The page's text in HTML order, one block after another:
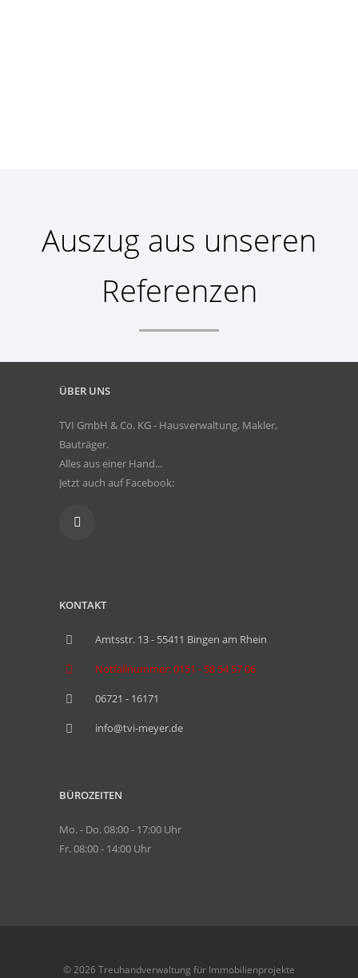
Auszug aus unseren
Referenzen
ÜBER UNS
TVI GmbH & Co. KG - Hausverwaltung, Makler,
Bauträger.
Alles aus einer Hand...
Jetzt auch auf Facebook:
KONTAKT
Amtsstr. 13 - 55411 Bingen am Rhein
Notfallnummer: 0151 - 58 54 57 06
06721 - 16171
info@tvi-meyer.de
BÜROZEITEN
Mo. - Do. 08:00 - 17:00 Uhr
Fr. 08:00 - 14:00 Uhr
© 2026 Treuhandverwaltung für Immobilienprojekte